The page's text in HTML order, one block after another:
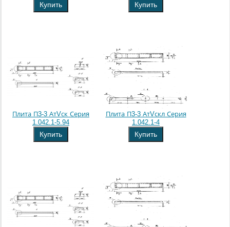
Купить Купить
Плита П3-3 АтVск Серия
1.042.1-5.94
Купить
Плита П3-3 АтVскл Серия
1.042.1-4
Купить